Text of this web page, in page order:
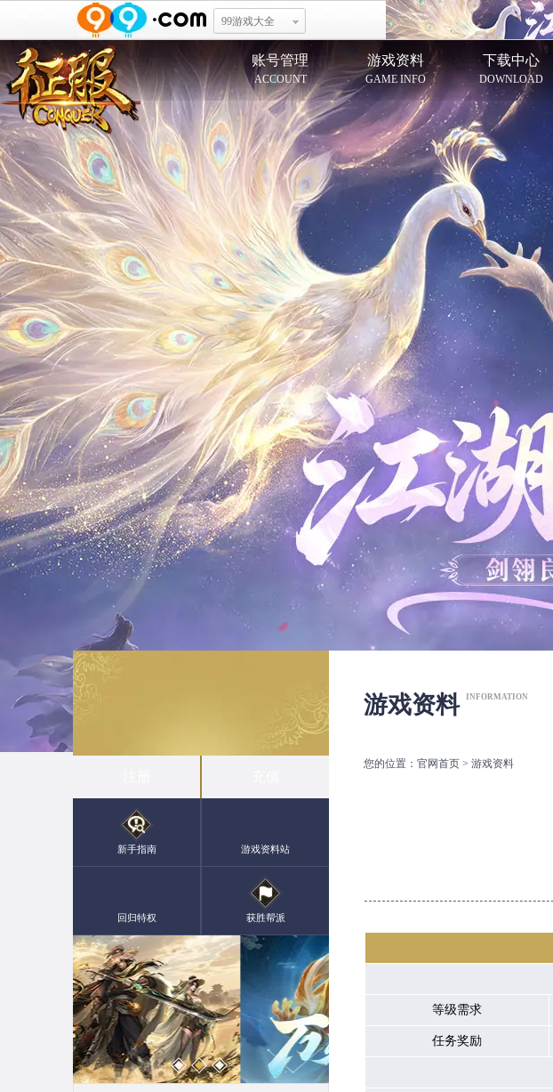
99游戏大全
账号管理
ACCOUNT
游戏资料
GAME INFO
下载中心
DOWNLOAD
新手指南 游戏资料站
回归特权 获胜帮派
游戏资料 INFORMATION
您的位置： 官网首页 > 游戏资料
等级需求
任务奖励